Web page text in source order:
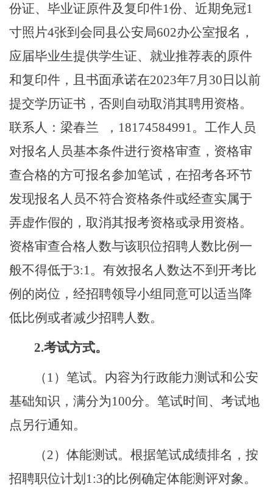
份证、毕业证原件及复印件1份、近期免冠1
寸照片4张到会同县公安局602办公室报名，
应届毕业生提供学生证、就业推荐表的原件
和复印件，且书面承诺在2023年7 月 30 日以前
提交学历证书，否则自动取消其聘用资格。
联系人：梁春兰
， 18174584991 。工作人员
对报名人员基本条件进行资格审查，资格审
查合格的方可报名参加笔试，在招考各环节
发现报名人员不符合资格条件或经查实属于
弄虚作假的，取消其报考资格或录用资格。
资格审查合格人数与该职位招聘人数比例一
般不得低于3:1 。有效报名人数达不到开考比
例的岗位，经招聘领导小组同意可以适当降
低比例或者减少招聘人数。
2.考试方式。
（ 1 ）笔试。内容为行政能力测试和公安
基础知识，满分为100分。笔试时间、考试地
点另行通知。
（2）体能测试。根据笔试成绩排名，按
招聘职位计划 1:3的比例确定体能测评对象。